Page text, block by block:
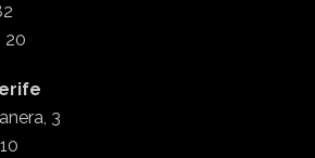
20
3